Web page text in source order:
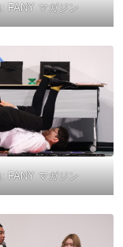
FANY マガジン
: FANY マガジン